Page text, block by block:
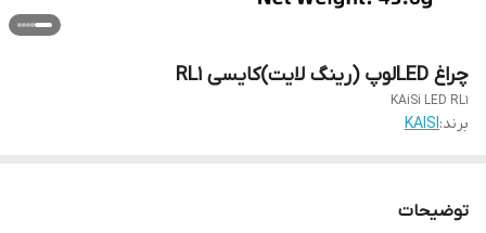
چراغ LEDلوپ (رینگ لایت)کایسی RL1
KAiSi LED RL1
برند:KAISI
توضیحات